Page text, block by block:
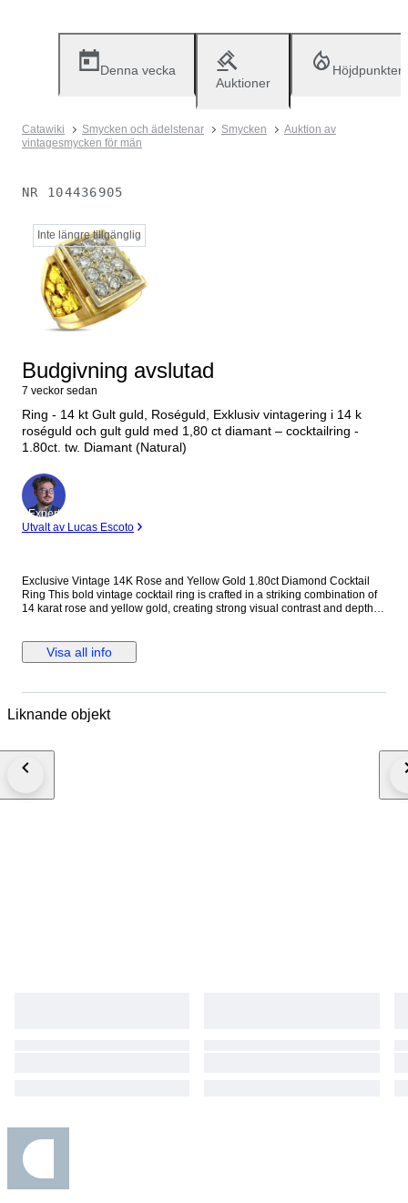
Denna vecka
Auktioner
Höjdpunkter
Catawiki Smycken och ädelstenar Smycken
Auktion av
vintagesmycken för män
NR 104436905
Inte längre tillgänglig
Budgivning avslutad
7 veckor sedan
Ring - 14 kt Gult guld, Roséguld, Exklusiv vintagering i 14 k
roséguld och gult guld med 1,80 ct diamant – cocktailring -
1.80ct. tw. Diamant (Natural)
Expert
Utvalt av Lucas Escoto
Exclusive Vintage 14K Rose and Yellow Gold 1.80ct Diamond Cocktail
Ring This bold vintage cocktail ring is crafted in a striking combination of
14 karat rose and yellow gold, creating strong visual contrast and depth.
overwhelming the architectural form. Its solid gold weight and balanced
proportions make it a confident statement piece suitable for both men and
Carat Weight: 1.80 carats, 12 stones Weight: 23.0 grams Size: EU 63 / US
Worldwide, Estimated 2 to 3 Business Day Transit Time, Fully Insured.
Visa all info
Liknande objekt